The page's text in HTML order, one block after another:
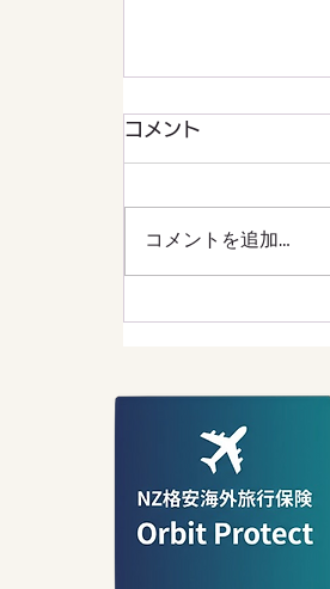
ゃもったいない！
地「ロトルア」
ティング体験を
コメント
コメントを追加…